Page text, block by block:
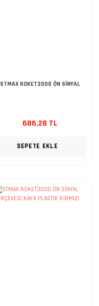
STMAX ROKET3000 ÖN SİNYAL
686,28 TL
SEPETE EKLE